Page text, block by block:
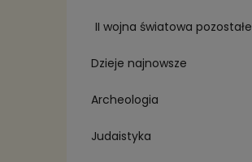
II wojna światowa pozostałe
Dzieje najnowsze
Archeologia
Judaistyka